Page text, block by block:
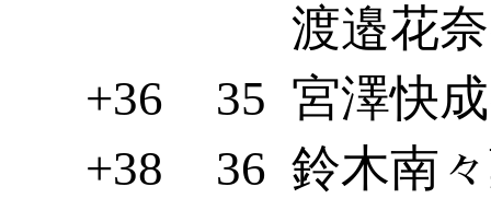
渡邉花
+36
35 宮澤快
+38
36 鈴木南